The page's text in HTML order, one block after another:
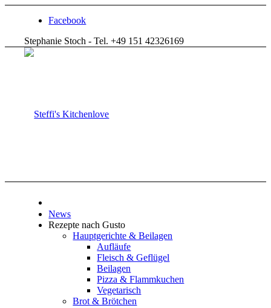
Facebook
Stephanie Stoch - Tel. +49 151 42326169
News
Rezepte nach Gusto
Hauptgerichte & Beilagen
Aufläufe
Fleisch & Geflügel
Beilagen
Pizza & Flammkuchen
Vegetarisch
Brot & Brötchen